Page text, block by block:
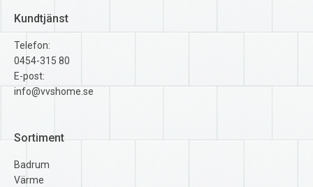
Kundtjänst
Telefon:
0454-315 80
E-post:
info@vvshome.se
Sortiment
Badrum
Värme